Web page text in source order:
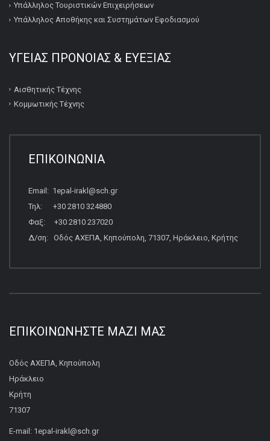
Υπάλληλος Τουριστικών Επιχειρήσεων
Υπάλληλος Αποθήκης και Συστημάτων Εφοδιασμού
ΥΓΕΙΑΣ ΠΡΟΝΟΙΑΣ & ΕΥΕΞΙΑΣ
Αισθητικής Τέχνης
Κομμωτικής Τέχνης
ΕΠΙΚΟΙΝΩΝΙΑ
Email: 1epal-irakl@sch.gr
Τηλ: +30 2810 324880
Φαξ: +30 2810 237020
Δ/ση: Οδός ΑΧΕΠΑ, Κηπούπολη, 71307, Ηράκλειο, Κρήτης
ΕΠΙΚΟΙΝΩΝΉΣΤΕ ΜΑΖΊ ΜΑΣ
Οδός ΑΧΕΠΑ, Κηπούπολη
Ηράκλειο
Κρήτη
71307
E-mail: 1epal-irakl@sch.gr